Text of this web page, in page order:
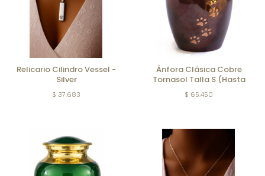
Relicario Cilindro Vessel -
Silver
$ 37.683
Ánfora Clásica Cobre
Tornasol Talla S (Hasta
7kg)
$ 65.450